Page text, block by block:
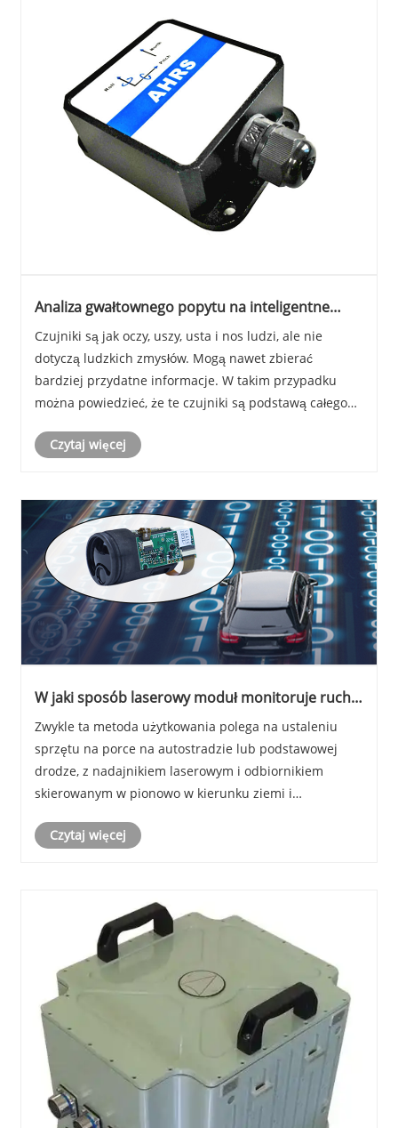
Analiza gwałtownego popytu na inteligentne
Czujniki są jak oczy, uszy, usta i nos ludzi, ale nie
dotyczą ludzkich zmysłów. Mogą nawet zbierać
bardziej przydatne informacje. W takim przypadku
można powiedzieć, że te czujniki są podstawą całego
ma zawartość przekazywaną do „mózgu”.
Czytaj więcej
W jaki sposób laserowy moduł monitoruje ruch
Zwykle ta metoda użytkowania polega na ustaleniu
sprzętu na porce na autostradzie lub podstawowej
drodze, z nadajnikiem laserowym i odbiornikiem
skierowanym w pionowo w kierunku ziemi i
czujnik odległości może wyświetlić względną wartość
Czytaj więcej